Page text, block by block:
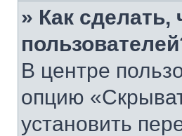
» Как
В центре
опцию
установить